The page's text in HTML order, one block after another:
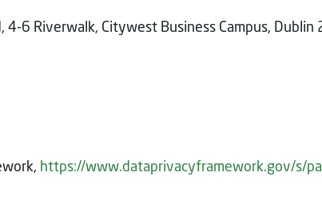
6 Riverwalk, Citywest Business Campus,
https://www.dataprivacyframework.gov/s/